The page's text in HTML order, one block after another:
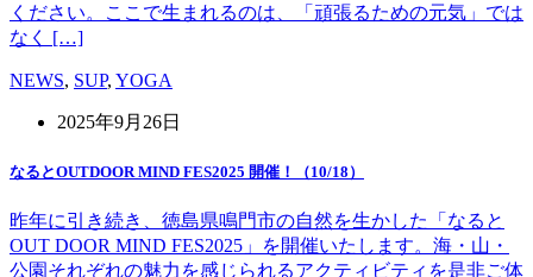
ください。ここで生まれるのは、「頑張るための元気」では
なく […]
NEWS, SUP, YOGA
2025年9月26日
なるとOUTDOOR MIND FES2025 開催！（10/18）
昨年に引き続き、徳島県鳴門市の自然を生かした「なると
OUT DOOR MIND FES2025」を開催いたします。海・山・
公園それぞれの魅力を感じられるアクティビティを是非ご体